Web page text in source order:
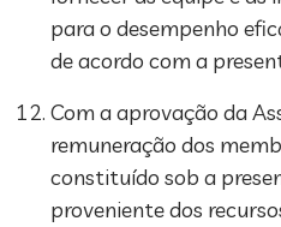
para o desempenho
de acordo com a
Com a aprovação da
remuneração dos
constituído sob a
proveniente dos